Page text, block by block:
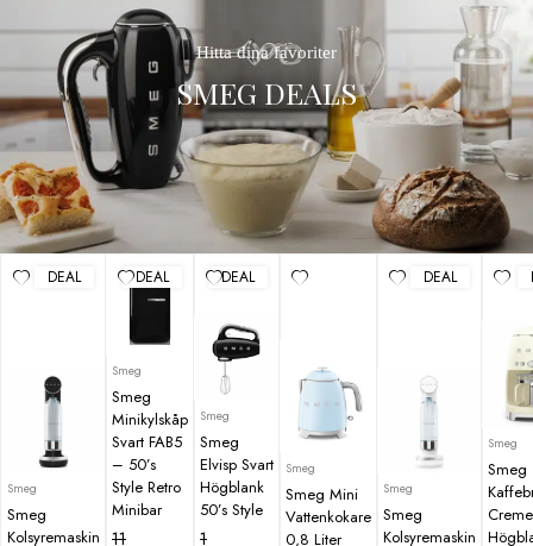
DEAL
Smeg
Smeg
Kolsyremaskin
DEAL
Smeg
Smeg
Minikylskåp
Svart FAB5
– 50’s
Style Retro
Minibar
11
Det
Det
DEAL
Smeg
Smeg
Elvisp Svart
Högblank
50’s Style
1
Det
Det
Smeg
Smeg Mini
Vattenkokare
0,8 Liter
DEAL
Smeg
Smeg
Kolsyremaskin
Smeg
Smeg
Creme
Hitta dina favoriter
SMEG DEALS